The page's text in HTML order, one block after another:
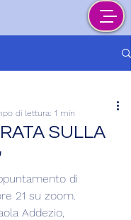
SULLA
di lettura: 1 min
di
21 su zoom.
Addezio,